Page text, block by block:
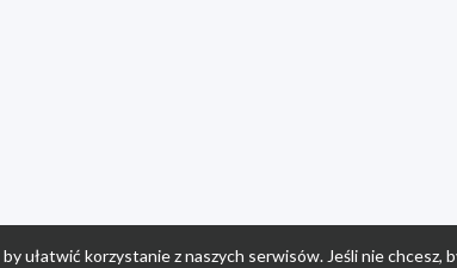
ułatwić korzystanie z naszych serwisów. Jeśli nie